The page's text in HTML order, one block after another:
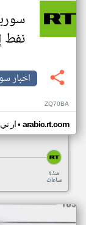
نفط
اخبار
ZQ70BA
ار• arabic.rt.com
منذ ٤
ساعات